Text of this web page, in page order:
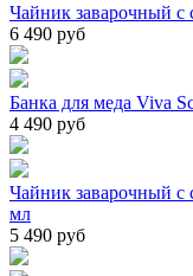
Чайник заварочный с
6 490 руб
Банка для меда Viva
4 490 руб
Чайник заварочный с
мл
5 490 руб